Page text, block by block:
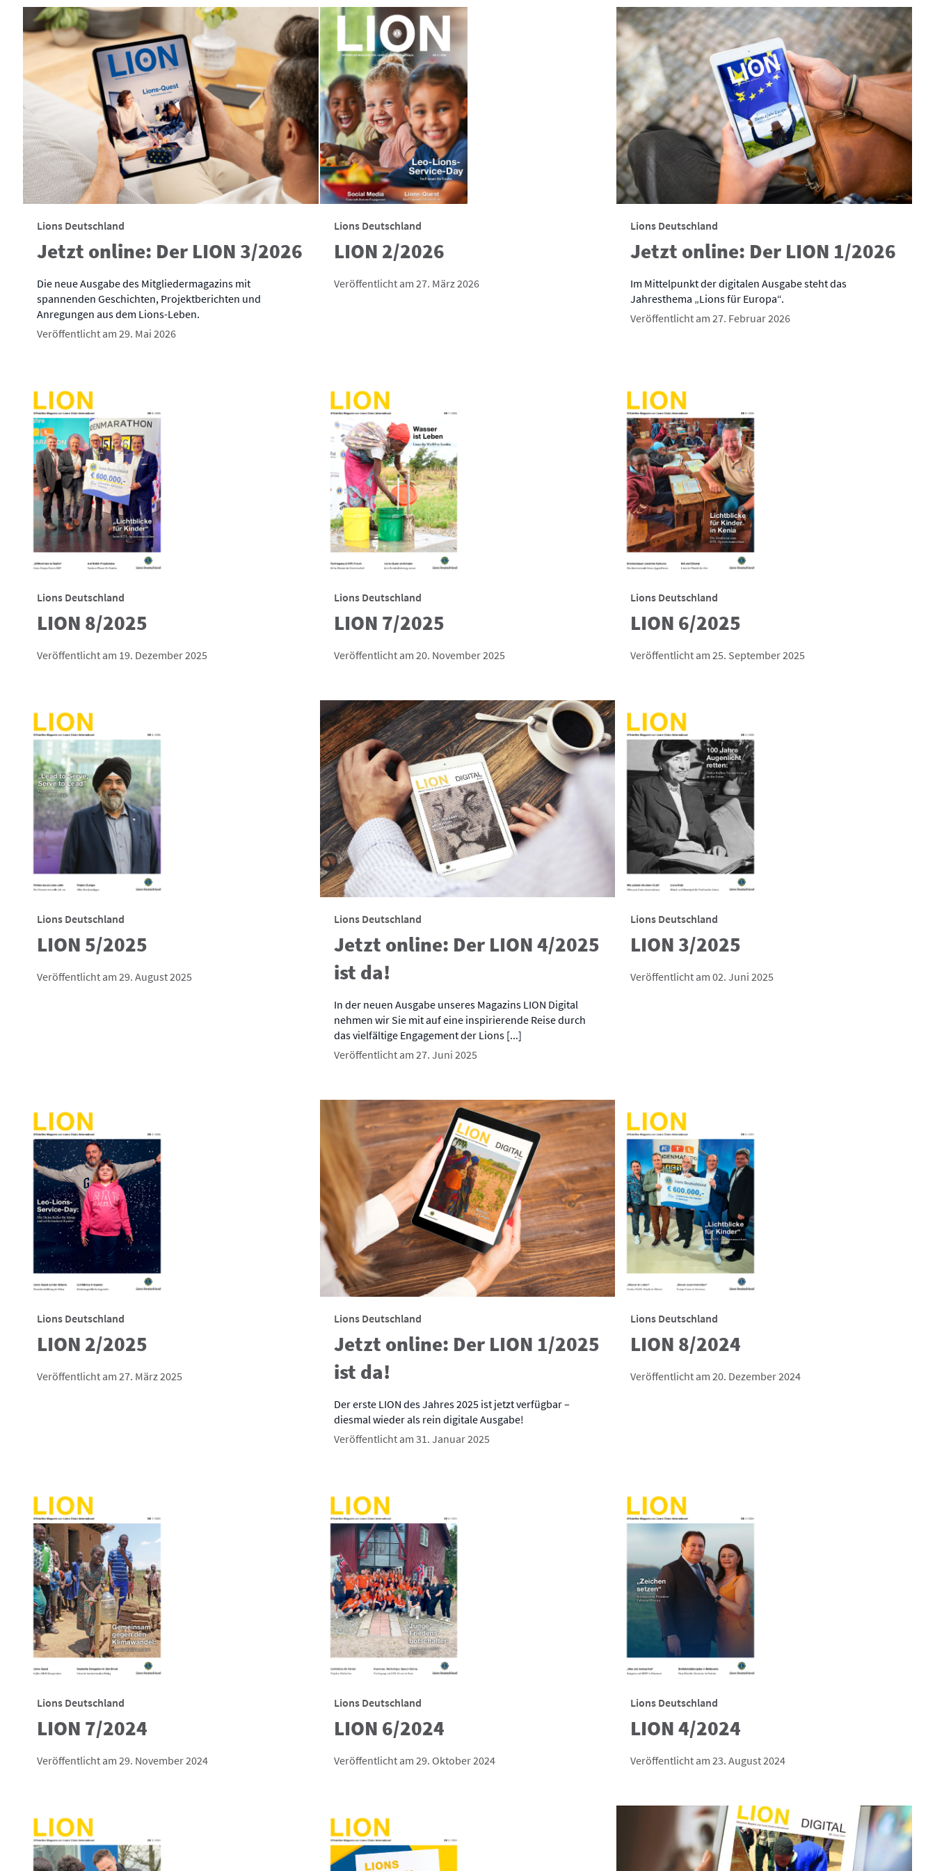
Lions Deutschland
Jetzt online: Der LION 3/2026
Die neue Ausgabe des Mitgliedermagazins mit
spannenden Geschichten, Projektberichten und
Anregungen aus dem Lions-Leben.
Veröffentlicht am 29. Mai 2026
Lions Deutschland
LION 2/2026
Veröffentlicht am 27. März 2026
Lions Deutschland
Jetzt online: Der LION 1/2026
Im Mittelpunkt der digitalen Ausgabe steht das
Jahresthema „Lions für Europa“.
Veröffentlicht am 27. Februar 2026
Lions Deutschland
LION 8/2025
Veröffentlicht am 19. Dezember 2025
Lions Deutschland
LION 7/2025
Veröffentlicht am 20. November 2025
Lions Deutschland
LION 6/2025
Veröffentlicht am 25. September 2025
Lions Deutschland
LION 5/2025
Veröffentlicht am 29. August 2025
Lions Deutschland
Jetzt online: Der LION 4/2025
ist da!
In der neuen Ausgabe unseres Magazins LION Digital
nehmen wir Sie mit auf eine inspirierende Reise durch
das vielfältige Engagement der Lions [...]
Veröffentlicht am 27. Juni 2025
Lions Deutschland
LION 3/2025
Veröffentlicht am 02. Juni 2025
Lions Deutschland
LION 2/2025
Veröffentlicht am 27. März 2025
Lions Deutschland
Jetzt online: Der LION 1/2025
ist da!
Der erste LION des Jahres 2025 ist jetzt verfügbar –
diesmal wieder als rein digitale Ausgabe!
Veröffentlicht am 31. Januar 2025
Lions Deutschland
LION 8/2024
Veröffentlicht am 20. Dezember 2024
Lions Deutschland
LION 7/2024
Veröffentlicht am 29. November 2024
Lions Deutschland
LION 6/2024
Veröffentlicht am 29. Oktober 2024
Lions Deutschland
LION 4/2024
Veröffentlicht am 23. August 2024